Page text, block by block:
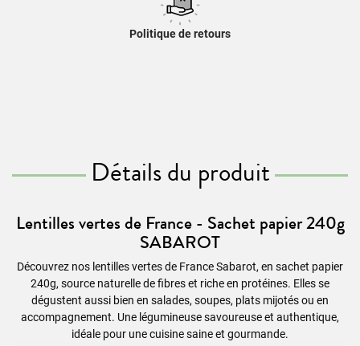
Politique de retours
Détails du produit
Lentilles vertes de France - Sachet papier 240g
SABAROT
Découvrez nos lentilles vertes de France Sabarot, en sachet papier
240g, source naturelle de fibres et riche en protéines. Elles se
dégustent aussi bien en salades, soupes, plats mijotés ou en
accompagnement. Une légumineuse savoureuse et authentique,
idéale pour une cuisine saine et gourmande.